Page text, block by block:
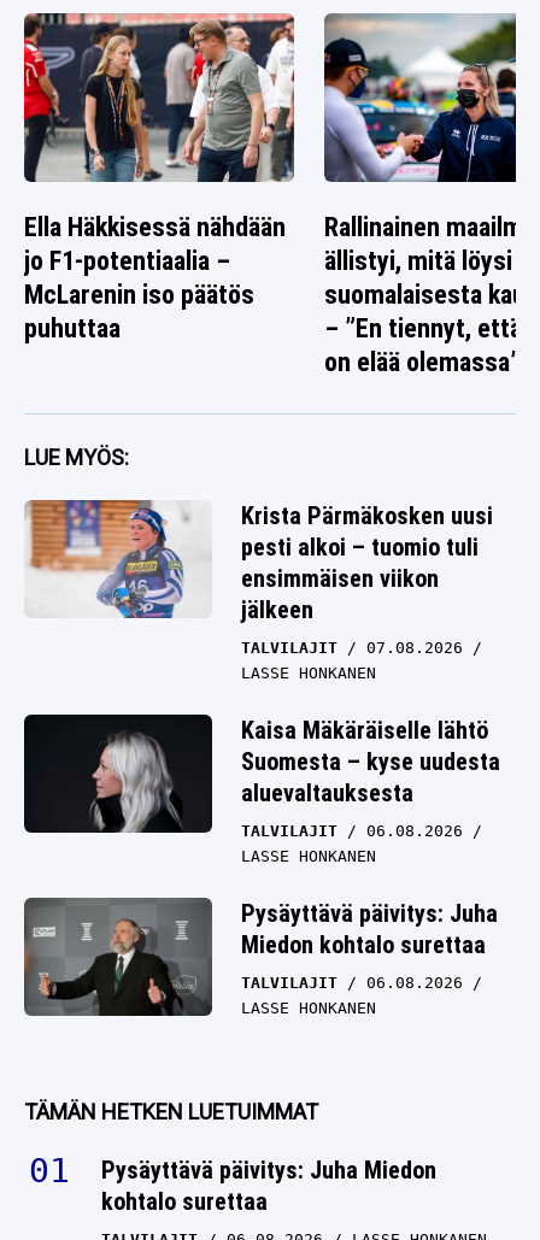
Ella Häkkisessä nähdään
jo F1-potentiaalia –
McLarenin iso päätös
puhuttaa
Rallinainen
ällistyi, mitä löysi
suomalaisesta
– ”En tiennyt, että
on elää olemassa”
LUE MYÖS:
Krista Pärmäkosken uusi
pesti alkoi – tuomio tuli
ensimmäisen viikon
jälkeen
TALVILAJIT
07.08.2026
LASSE HONKANEN
Kaisa Mäkäräiselle lähtö
Suomesta – kyse uudesta
aluevaltauksesta
TALVILAJIT
06.08.2026
LASSE HONKANEN
Pysäyttävä päivitys: Juha
Miedon kohtalo surettaa
TALVILAJIT
06.08.2026
LASSE HONKANEN
TÄMÄN HETKEN LUETUIMMAT
Pysäyttävä päivitys: Juha Miedon
kohtalo surettaa